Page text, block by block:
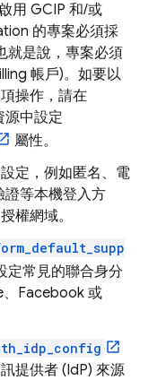
用 GCIP 和/或
的專案必須採
就是說，專案必須
帳戶)。如要以
操作，請在
源中設定
屬性。
定，例如匿名、電
等本機登入方
權網域。
定常見的聯合身分
Facebook 或
提供者 (IdP) 來源